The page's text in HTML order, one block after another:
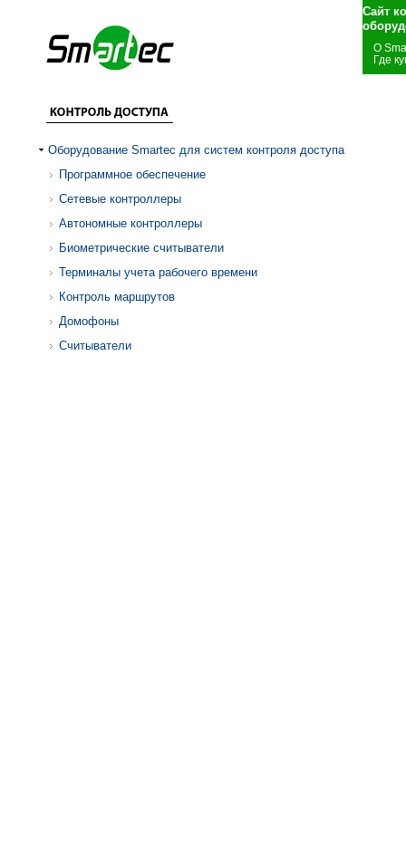
Сайт
О
Где
Оборудование Smartec для систем контроля доступа
Программное обеспечение
Сетевые контроллеры
Автономные контроллеры
Биометрические считыватели
Терминалы учета рабочего времени
Контроль маршрутов
Домофоны
Считыватели